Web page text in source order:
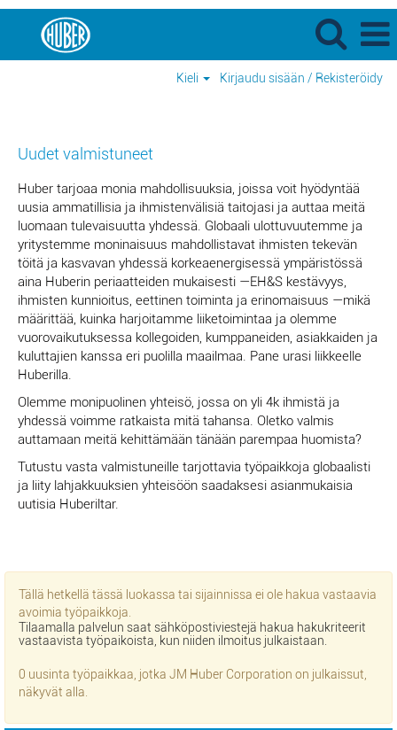
Kieli Kirjaudu sisään / Rekisteröidy
Uudet valmistuneet
Huber tarjoaa monia mahdollisuuksia, joissa voit hyödyntää
uusia ammatillisia ja ihmistenvälisiä taitojasi ja auttaa meitä
luomaan tulevaisuutta yhdessä. Globaali ulottuvuutemme ja
yritystemme moninaisuus mahdollistavat ihmisten tekevän
töitä ja kasvavan yhdessä korkeaenergisessä ympäristössä
aina Huberin periaatteiden mukaisesti —EH&S kestävyys,
ihmisten kunnioitus, eettinen toiminta ja erinomaisuus —mikä
määrittää, kuinka harjoitamme liiketoimintaa ja olemme
vuorovaikutuksessa kollegoiden, kumppaneiden, asiakkaiden ja
kuluttajien kanssa eri puolilla maailmaa. Pane urasi liikkeelle
Huberilla.
Olemme monipuolinen yhteisö, jossa on yli 4k ihmistä ja
yhdessä voimme ratkaista mitä tahansa. Oletko valmis
auttamaan meitä kehittämään tänään parempaa huomista?
Tutustu vasta valmistuneille tarjottavia työpaikkoja globaalisti
ja liity lahjakkuuksien yhteisöön saadaksesi asianmukaisia
uutisia Huberiltar.
Tällä hetkellä tässä luokassa tai sijainnissa ei ole hakua vastaavia
avoimia työpaikkoja.
Tilaamalla palvelun saat sähköpostiviestejä hakua hakukriteerit
vastaavista työpaikoista, kun niiden ilmoitus julkaistaan.
0 uusinta työpaikkaa, jotka JM Huber Corporation on julkaissut,
näkyvät alla.